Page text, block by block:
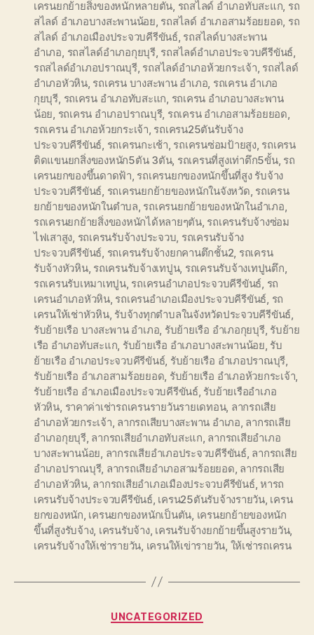
เครนยกย้ายสิ่งของหนักหลายตัน รถสไลด์ อำเภอทับสะแก รถ
สไลด์ อำเภอบางสะพานน้อย รถสไลด์ อำเภอสามร้อยยอด รถ
สไลด์ อำเภอเมืองประจวบคีรีขันธ์, รถสไลด์บางสะพาน
อำเภอ รถสไลด์อำเภอกุยบุรี, รถสไลด์อำเภอประจวบคีรีขันธ์
รถสไลด์อำเภอปราณบุรี, รถสไลด์อำเภอห้วยกระเจ้า รถสไลด์
อำเภอหัวหิน, รถเครน บางสะพาน อำเภอ รถเครน อำเภอ
กุยบุรี รถเครน อำเภอทับสะแก รถเครน อำเภอบางสะพาน
น้อย รถเครน อำเภอปราณบุรี, รถเครน อำเภอสามร้อยยอด
รถเครน อำเภอห้วยกระเจ้า รถเครน25ตันรับจ้าง
ประจวบคีรีขันธ์ รถเครนกะเช้า รถเครนซ่อมป้ายสูง, รถเครน
ติดแขนยกสิ่งของหนัก5ตัน 3ตัน, รถเครนที่สูงเท่าตึก5ขั้น, รถ
เครนยกของขึ้นดาดฟ้า รถเครนยกของหนักขึ้นที่สูง รับจ้าง
ประจวบคีรีขันธ์ รถเครนยกย้ายของหนักในจังหวัด รถเครน
ยกย้ายของหนักในตำบล รถเครนยกย้ายของหนักในอำเภอ
รถเครนยกย้ายสิ่งของหนักได้หลายๆตัน, รถเครนรับจ้างซ่อม
ไฟเสาสูง รถเครนรับจ้างประจวบ รถเครนรับจ้าง
ประจวบคีรีขันธ์ รถเครนรับจ้างยกคานตึกชั้น2 รถเครน
รับจ้างหัวหิน, รถเครนรับจ้างเทปูน, รถเครนรับจ้างเทปูนตึก
รถเครนรับเหมาเทปูน, รถเครนอำเภอประจวบคีรีขันธ์ รถ
เครนอำเภอหัวหิน, รถเครนอำเภอเมืองประจวบคีรีขันธ์ รถ
เครนให้เช่าหัวหิน, รับจ้างทุกตำบลในจังหวัดประจวบคีรีขันธ์
รับย้ายเรือ บางสะพาน อำเภอ รับย้ายเรือ อำเภอกุยบุรี, รับย้าย
เรือ อำเภอทับสะแก รับย้ายเรือ อำเภอบางสะพานน้อย รับ
ย้ายเรือ อำเภอประจวบคีรีขันธ์, รับย้ายเรือ อำเภอปราณบุรี
รับย้ายเรือ อำเภอสามร้อยยอด รับย้ายเรือ อำเภอห้วยกระเจ้า
รับย้ายเรือ อำเภอเมืองประจวบคีรีขันธ์, รับย้ายเรืออำเภอ
หัวหิน ราคาค่าเช่ารถเครนรายวันรายเดทอน, ลากรถเสีย
อำเภอห้วยกระเจ้า ลากรถเสียบางสะพาน อำเภอ ลากรถเสีย
อำเภอกุยบุรี, ลากรถเสียอำเภอทับสะแก ลากรถเสียอำเภอ
บางสะพานน้อย ลากรถเสียอำเภอประจวบคีรีขันธ์, ลากรถเสีย
อำเภอปราณบุรี, ลากรถเสียอำเภอสามร้อยยอด ลากรถเสีย
อำเภอหัวหิน, ลากรถเสียอำเภอเมืองประจวบคีรีขันธ์,หารถ
เครนรับจ้างประจวบคีรีขันธ์, เครน25ตันรับจ้างรายวัน, เครน
ยกของหนัก เครนยกของหนักเป็นตัน เครนยกย้ายของหนัก
ขึ้นที่สูงรับจ้าง, เครนรับจ้าง, เครนรับจ้างยกย้ายขึ้นสูงรายวัน,
เครนรับจ้างให้เช่ารายวัน เครนให้เข่ารายวัน ให้เช่ารถเครน
Categories
UNCATEGORIZED